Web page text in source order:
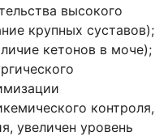
высокого
крупных суставов);
кетонов в моче);
контроля,
увеличен уровень